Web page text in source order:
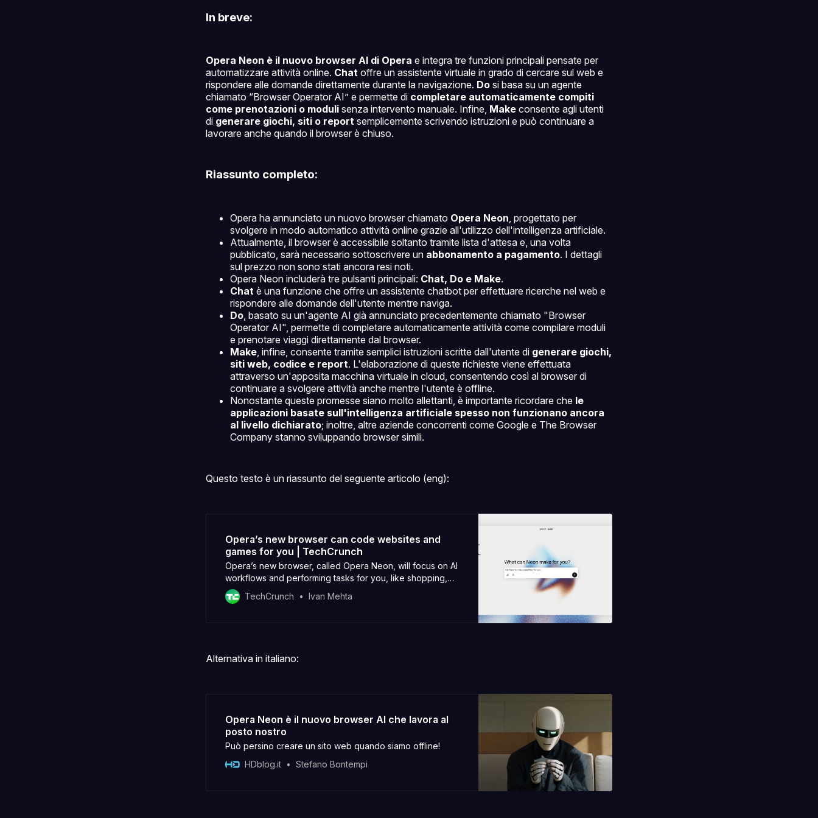
In breve:
Opera Neon è il nuovo browser AI di Opera e integra tre funzioni principali pensate per
automatizzare attività online. Chat offre un assistente virtuale in grado di cercare sul web e
rispondere alle domande direttamente durante la navigazione. Do si basa su un agente
chiamato “Browser Operator AI” e permette di completare automaticamente compiti
come prenotazioni o moduli senza intervento manuale. Infine, Make consente agli utenti
di generare giochi, siti o report semplicemente scrivendo istruzioni e può continuare a
lavorare anche quando il browser è chiuso.
Riassunto completo:
Opera ha annunciato un nuovo browser chiamato Opera Neon , progettato per
svolgere in modo automatico attività online grazie all'utilizzo dell'intelligenza artificiale.
Attualmente, il browser è accessibile soltanto tramite lista d'attesa e, una volta
pubblicato, sarà necessario sottoscrivere un abbonamento a pagamento. I dettagli
sul prezzo non sono stati ancora resi noti.
Opera Neon includerà tre pulsanti principali: Chat, Do e Make.
Chat è una funzione che offre un assistente chatbot per effettuare ricerche nel web e
rispondere alle domande dell'utente mentre naviga.
Do , basato su un'agente AI già annunciato precedentemente chiamato "Browser
Operator AI", permette di completare automaticamente attività come compilare moduli
e prenotare viaggi direttamente dal browser.
Make , infine, consente tramite semplici istruzioni scritte dall'utente di generare giochi,
siti web, codice e report. L'elaborazione di queste richieste viene effettuata
attraverso un'apposita macchina virtuale in cloud, consentendo così al browser di
continuare a svolgere attività anche mentre l'utente è offline.
Nonostante queste promesse siano molto allettanti, è importante ricordare che le
applicazioni basate sull'intelligenza artificiale spesso non funzionano ancora
al livello dichiarato; inoltre, altre aziende concorrenti come Google e The Browser
Company stanno sviluppando browser simili.
Questo testo è un riassunto del seguente articolo (eng):
Opera’s new browser can code websites and
games for you | TechCrunch
Opera’s new browser, called Opera Neon, will focus on AI
workflows and performing tasks for you, like shopping,
coding and generating reports.
TechCrunch Ivan Mehta
Alternativa in italiano:
Opera Neon è il nuovo browser AI che lavora al
posto nostro
Può persino creare un sito web quando siamo offline!
HDblog.it
Stefano Bontempi